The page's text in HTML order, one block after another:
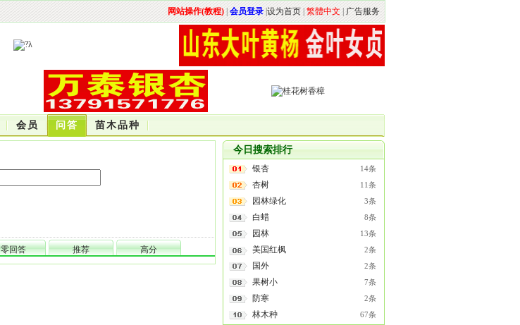
网站操作(教程)|会员登录 设为首页|繁體中文| 广告服务
会员 问答 苗木品种
零回答 推荐 高分
今日搜索排行
14条
银杏
11条
杏树
3条
园林绿化
8条
白蜡
13条
园林
2条
美国红枫
2条
国外
7条
果树小
2条
防寒
67条
林木种